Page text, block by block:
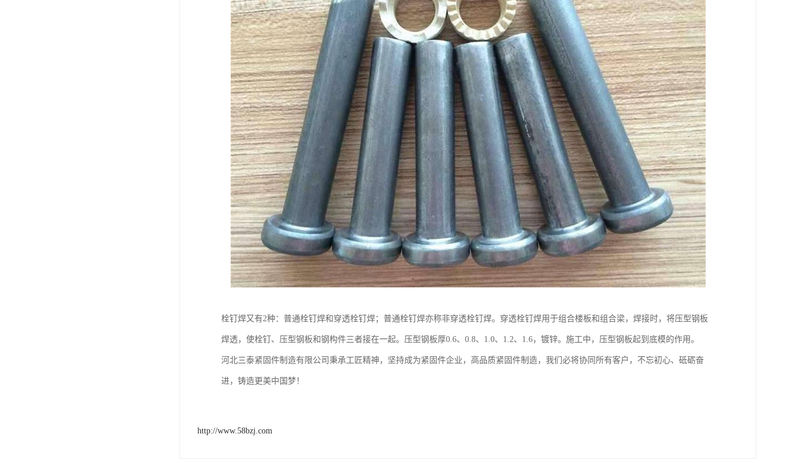
栓钉焊又有2种：普通栓钉焊和穿透栓钉焊；普通栓钉焊亦称非穿透栓钉焊。穿透栓钉焊用于组合楼板和组合梁，焊接时，将压型钢板
焊透，使栓钉、压型钢板和钢构件三者接在一起。压型钢板厚0.6、0.8、1.0、1.2、1.6，镀锌。施工中，压型钢板起到底模的作用。
河北三泰紧固件制造有限公司秉承工匠精神，坚持成为紧固件企业，高品质紧固件制造，我们必将协同所有客户，不忘初心、砥砺奋
进，铸造更美中国梦！
http://www.58bzj.com